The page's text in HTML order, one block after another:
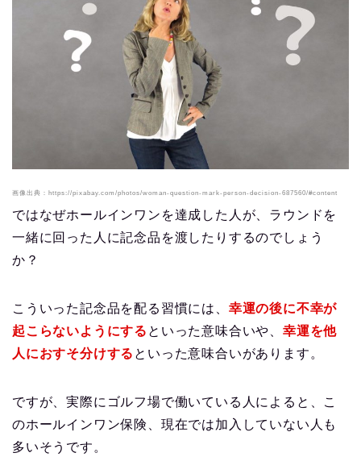
画像出典：https://pixabay.com/photos/woman-question-mark-person-decision-687560/#content
ではなぜホールインワンを達成した人が、ラウンドを
一緒に回った人に記念品を渡したりするのでしょう
か？
こういった記念品を配る習慣には、 幸運の後に不幸が
起こらないようにする といった意味合いや、 幸運を他
人におすそ分けする といった意味合いがあります。
ですが、実際にゴルフ場で働いている人によると、こ
のホールインワン保険、現在では加入していない人も
多いそうです。